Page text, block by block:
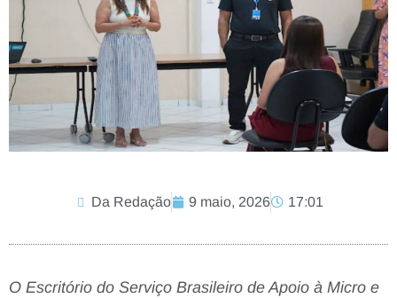
Da Redação 9 maio, 2026 17:01
O Escritório do Serviço Brasileiro de Apoio à Micro e